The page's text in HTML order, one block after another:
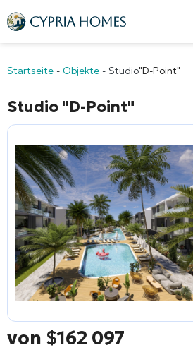
Startseite - Objekte - Studio"D-Point"
Studio "D-Point"
von $162 097